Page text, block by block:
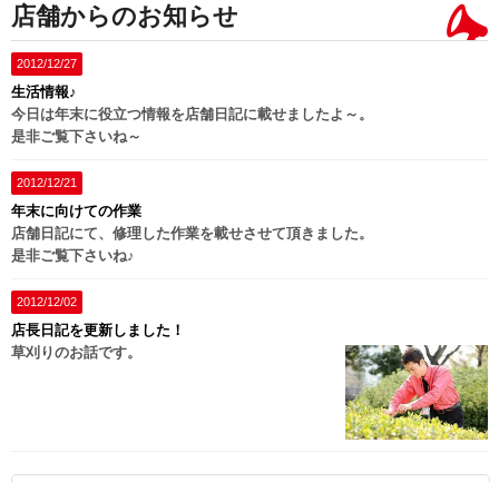
店舗からのお知らせ
2012/12/27
生活情報♪
今日は年末に役立つ情報を店舗日記に載せましたよ～。
是非ご覧下さいね～
2012/12/21
年末に向けての作業
店舗日記にて、修理した作業を載せさせて頂きました。
是非ご覧下さいね♪
2012/12/02
店長日記を更新しました！
草刈りのお話です。